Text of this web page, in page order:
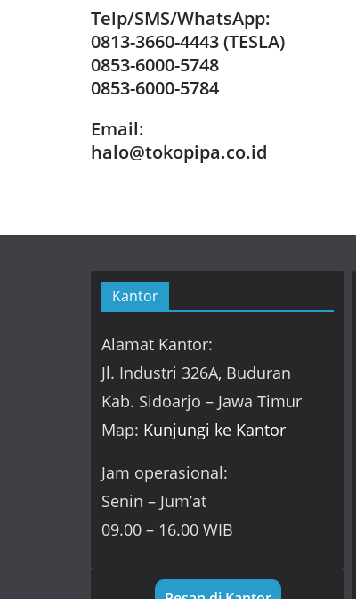
Telp/SMS/WhatsApp:
0813-3660-4443 (TESLA)
0853-6000-5748
0853-6000-5784
Email:
halo@tokopipa.co.id
Kantor
Alamat Kantor:
Jl. Industri 326A, Buduran
Kab. Sidoarjo – Jawa Timur
Map: Kunjungi ke Kantor
Jam operasional:
Senin – Jum’at
09.00 – 16.00 WIB